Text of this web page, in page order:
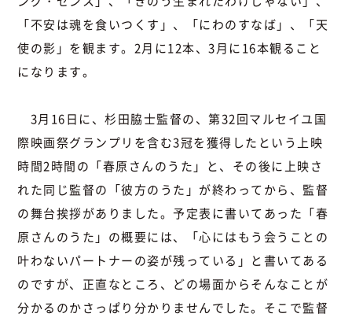
「不安は魂を食いつくす」、「にわのすなば」、「天
使の影」を観ます。2月に12本、3月に16本観ること
になります。
3月16日に、杉田脇士監督の、第32回マルセイユ国
際映画祭グランプリを含む3冠を獲得したという上映
時間2時間の「春原さんのうた」と、その後に上映さ
れた同じ監督の「彼方のうた」が終わってから、監督
の舞台挨拶がありました。予定表に書いてあった「春
原さんのうた」の概要には、「心にはもう会うことの
叶わないパートナーの姿が残っている」と書いてある
のですが、正直なところ、どの場面からそんなことが
分かるのかさっぱり分かりませんでした。そこで監督